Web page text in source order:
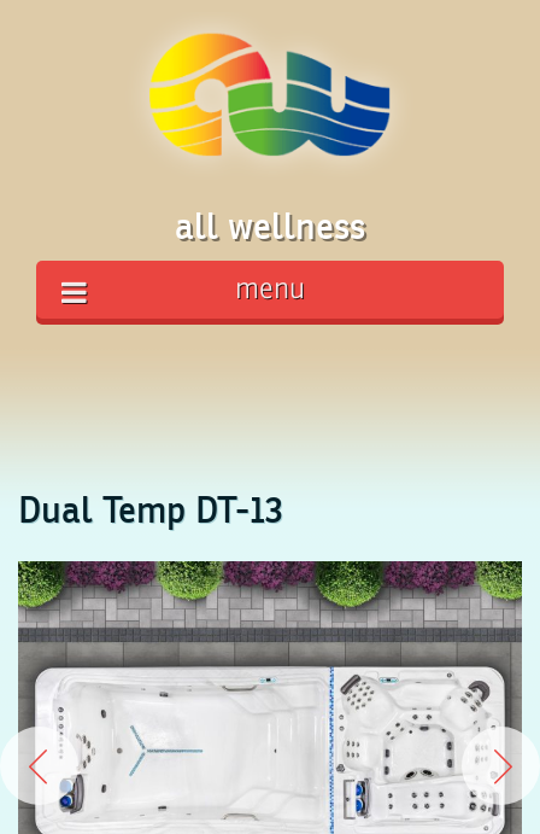
all wellness
menu
Dual Temp DT-13